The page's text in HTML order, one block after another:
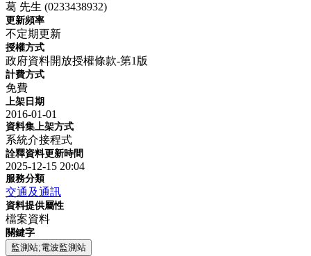
葛 先生 (0233438932)
更新頻率
不定期更新
授權方式
政府資料開放授權條款-第1版
計費方式
免費
上架日期
2016-01-01
資料集上架方式
系統介接程式
詮釋資料更新時間
2025-12-15 20:04
服務分類
交通及通訊
資料提供屬性
檔案資料
關鍵字
監測站;電波監測站